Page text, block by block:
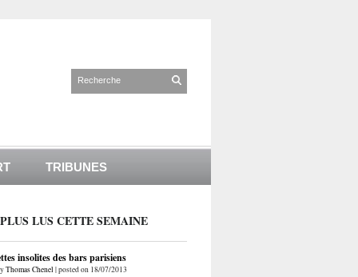
TRIBUNES
LUS CETTE SEMAINE
insolites des bars parisiens
Thomas Chenel |posted on 18/07/2013